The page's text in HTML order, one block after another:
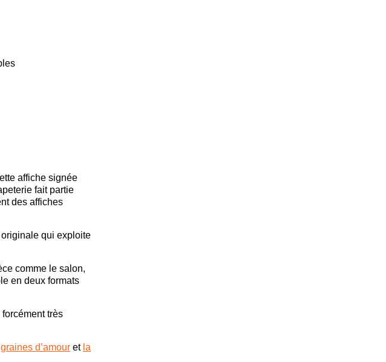
affiche signée
fait partie
des affiches
qui exploite
comme le salon,
en deux formats
très
d’amour et la